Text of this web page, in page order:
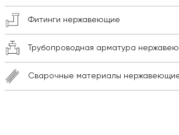
Фитинги нержавеющие
Трубопроводная арматура
Сварочные материалы